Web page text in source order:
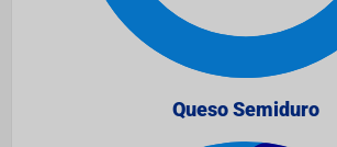
Queso Semiduro